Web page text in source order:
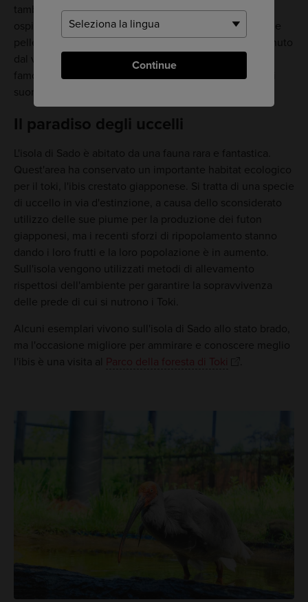
Continue
tamburi taiko alCentro Taiko dell'isola di Sado
, che
ospita tamburi giganti realizzati con tronchi di zelkova e
pelle di vacchetta. Il Taiko Center si trova a solo un minuto
dal villaggio di Kodo, dove ha sede l'ensemble taiko
famoso in tutto il mondo. Puoi ascoltare i professionisti
suonare e imparare a produrre la tua musica tonante.
Il paradiso degli uccelli
L'isola di Sado è abitato da una fauna rara e fantastica.
Quest'area ha conservato un importante habitat ecologico
per il toki, l'ibis crestato giapponese. Si tratta di una specie
di uccello in via d'estinzione, a causa dello sconsiderato
utilizzo delle sue piume per la produzione dei futon
giapponesi, ma i recenti sforzi di ripopolamento stanno
dando i loro frutti e la loro popolazione è in aumento.
Sull'isola vengono utilizzati metodi di allevamento
rispettosi dell'ambiente per garantire la sopravvivenza
delle prede di cui si nutrono i Toki.
Alcuni esemplari vivono sull'isola di Sado allo stato brado,
ma l'occasione migliore per ammirare e conoscere meglio
l'ibis è una visita al Parco della foresta di Toki